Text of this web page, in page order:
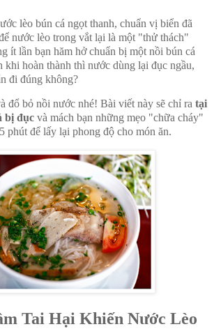
lèo bún cá ngọt thanh, chuẩn vị biển đã
nước lèo trong vắt lại là một "thử thách"
ít lần bạn hăm hở chuẩn bị một nồi bún cá
khi hoàn thành thì nước dùng lại đục ngầu,
đi đúng không?
đổ bỏ nồi nước nhé! Bài viết này sẽ chỉ ra tại
bị đục và mách bạn những mẹo "chữa cháy"
phút để lấy lại phong độ cho món ăn.
Tai Hại Khiến Nước Lèo